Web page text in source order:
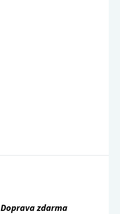
Doprava zdarma